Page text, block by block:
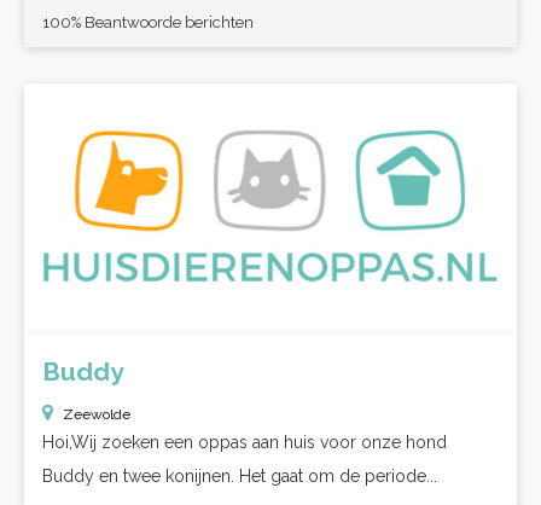
100% Beantwoorde berichten
Buddy
Zeewolde
Hoi,Wij zoeken een oppas aan huis voor onze hond
Buddy en twee konijnen. Het gaat om de periode...